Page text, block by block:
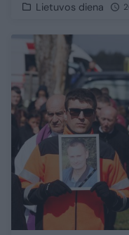
Lietuvos diena